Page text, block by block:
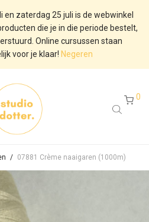
en zaterdag 25 juli is de webwinkel
die je in die periode bestelt,
Online cursussen staan
voor je klaar! Negeren
0
/ 07881 Crème naaigaren (1000m)